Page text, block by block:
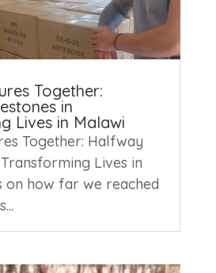
Together:
in
Lives in Malawi
Together: Halfway
Lives in
on how far we reached